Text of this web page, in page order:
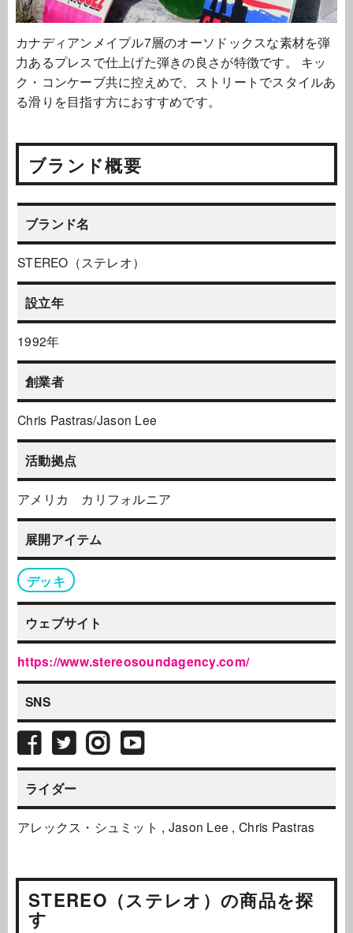
カナディアンメイプル7層のオーソドックスな素材を弾
力あるプレスで仕上げた弾きの良さが特徴です。 キッ
ク・コンケーブ共に控えめで、ストリートでスタイルあ
る滑りを目指す方におすすめです。
ブランド概要
ブランド名
STEREO（ステレオ）
設立年
1992年
創業者
Chris Pastras/Jason Lee
活動拠点
アメリカ カリフォルニア
展開アイテム
デッキ
ウェブサイト
https://www.stereosoundagency.com/
SNS
ライダー
アレックス・シュミット Jason Lee Chris Pastras
STEREO（ステレオ）の商品を探
す